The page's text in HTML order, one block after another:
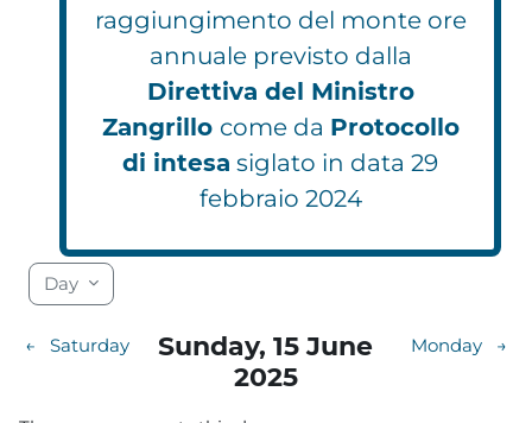
raggiungimento del monte ore
annuale previsto dalla
Direttiva del Ministro
Zangrillo come da Protocollo
di intesa siglato in data 29
febbraio 2024
Blocks
Blocks
Blocks
Blocks
Blocks
Blocks
Blocks
Blocks
Blocks
Blocks
Blocks
Blocks
Blocks
Blocks
Blocks
Blocks
Blocks
Blocks
Day
← Saturday
Sunday, 15 June
2025
Monday →